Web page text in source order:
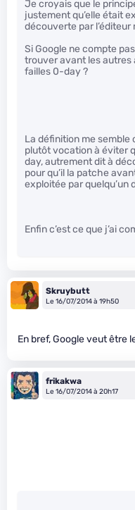
Je croyais que le
justement qu’elle était
découverte par l’éditeur
Si Google ne compte
trouver avant les autres
failles 0-day ?
La définition me semble
plutôt vocation à éviter
day, autrement dit à
pour qu’il la patche
exploitée par quelqu’un
Enfin c’est ce que j’ai
Skruybutt
Le 16/07/2014 à 19h50
En bref, Google veut être
frikakwa
Le 16/07/2014 à 20h17